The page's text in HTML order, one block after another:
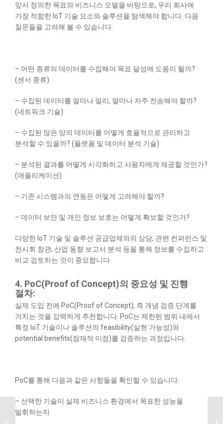
앞서 정의한 목표와 비즈니스 모델을 바탕으로, 우리 회사에
가장 적합한 IoT 기술 요소와 솔루션을 탐색해야 합니다. 다음
질문들을 고려해 볼 수 있습니다.
– 어떤 종류의 데이터를 수집해야 목표 달성에 도움이 될까?
(센서 종류)
– 수집된 데이터를 얼마나 멀리, 얼마나 자주 전송해야 할까?
(네트워크 기술)
– 수집된 많은 양의 데이터를 어떻게 효율적으로 관리하고
분석할 수 있을까? (플랫폼 및 데이터 분석 기술)
– 분석된 결과를 어떻게 시각화하고 사용자에게 제공할 것인가?
(애플리케이션)
– 기존 시스템과의 연동은 어떻게 고려해야 할까?
– 데이터 보안 및 개인 정보 보호는 어떻게 확보할 것인가?
다양한 IoT 기술 및 솔루션 공급업체와의 상담, 관련 컨퍼런스 및
전시회 참관, 산업 동향 보고서 분석 등을 통해 정보를 수집하고
비교 검토하는 것이 중요합니다.
4. PoC(Proof of Concept)의 중요성 및 진행
절차:
실제 도입 전에 PoC(Proof of Concept), 즉 개념 검증 단계를
거치는 것을 강력하게 추천합니다. PoC는 제한된 범위 내에서
특정 IoT 기술이나 솔루션의 feasibility(실현 가능성)와
potential benefits(잠재적 이점)를 검증하는 과정입니다.
PoC를 통해 다음과 같은 사항들을 확인할 수 있습니다.
– 선택한 기술이 실제 비즈니스 환경에서 목표한 성능을
발휘하는지